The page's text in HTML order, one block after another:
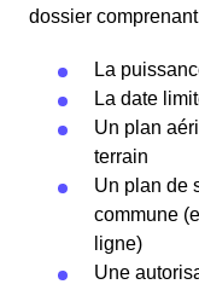
dossier
La
La date
Un plan
terrain
Un plan de
commune
ligne)
Une